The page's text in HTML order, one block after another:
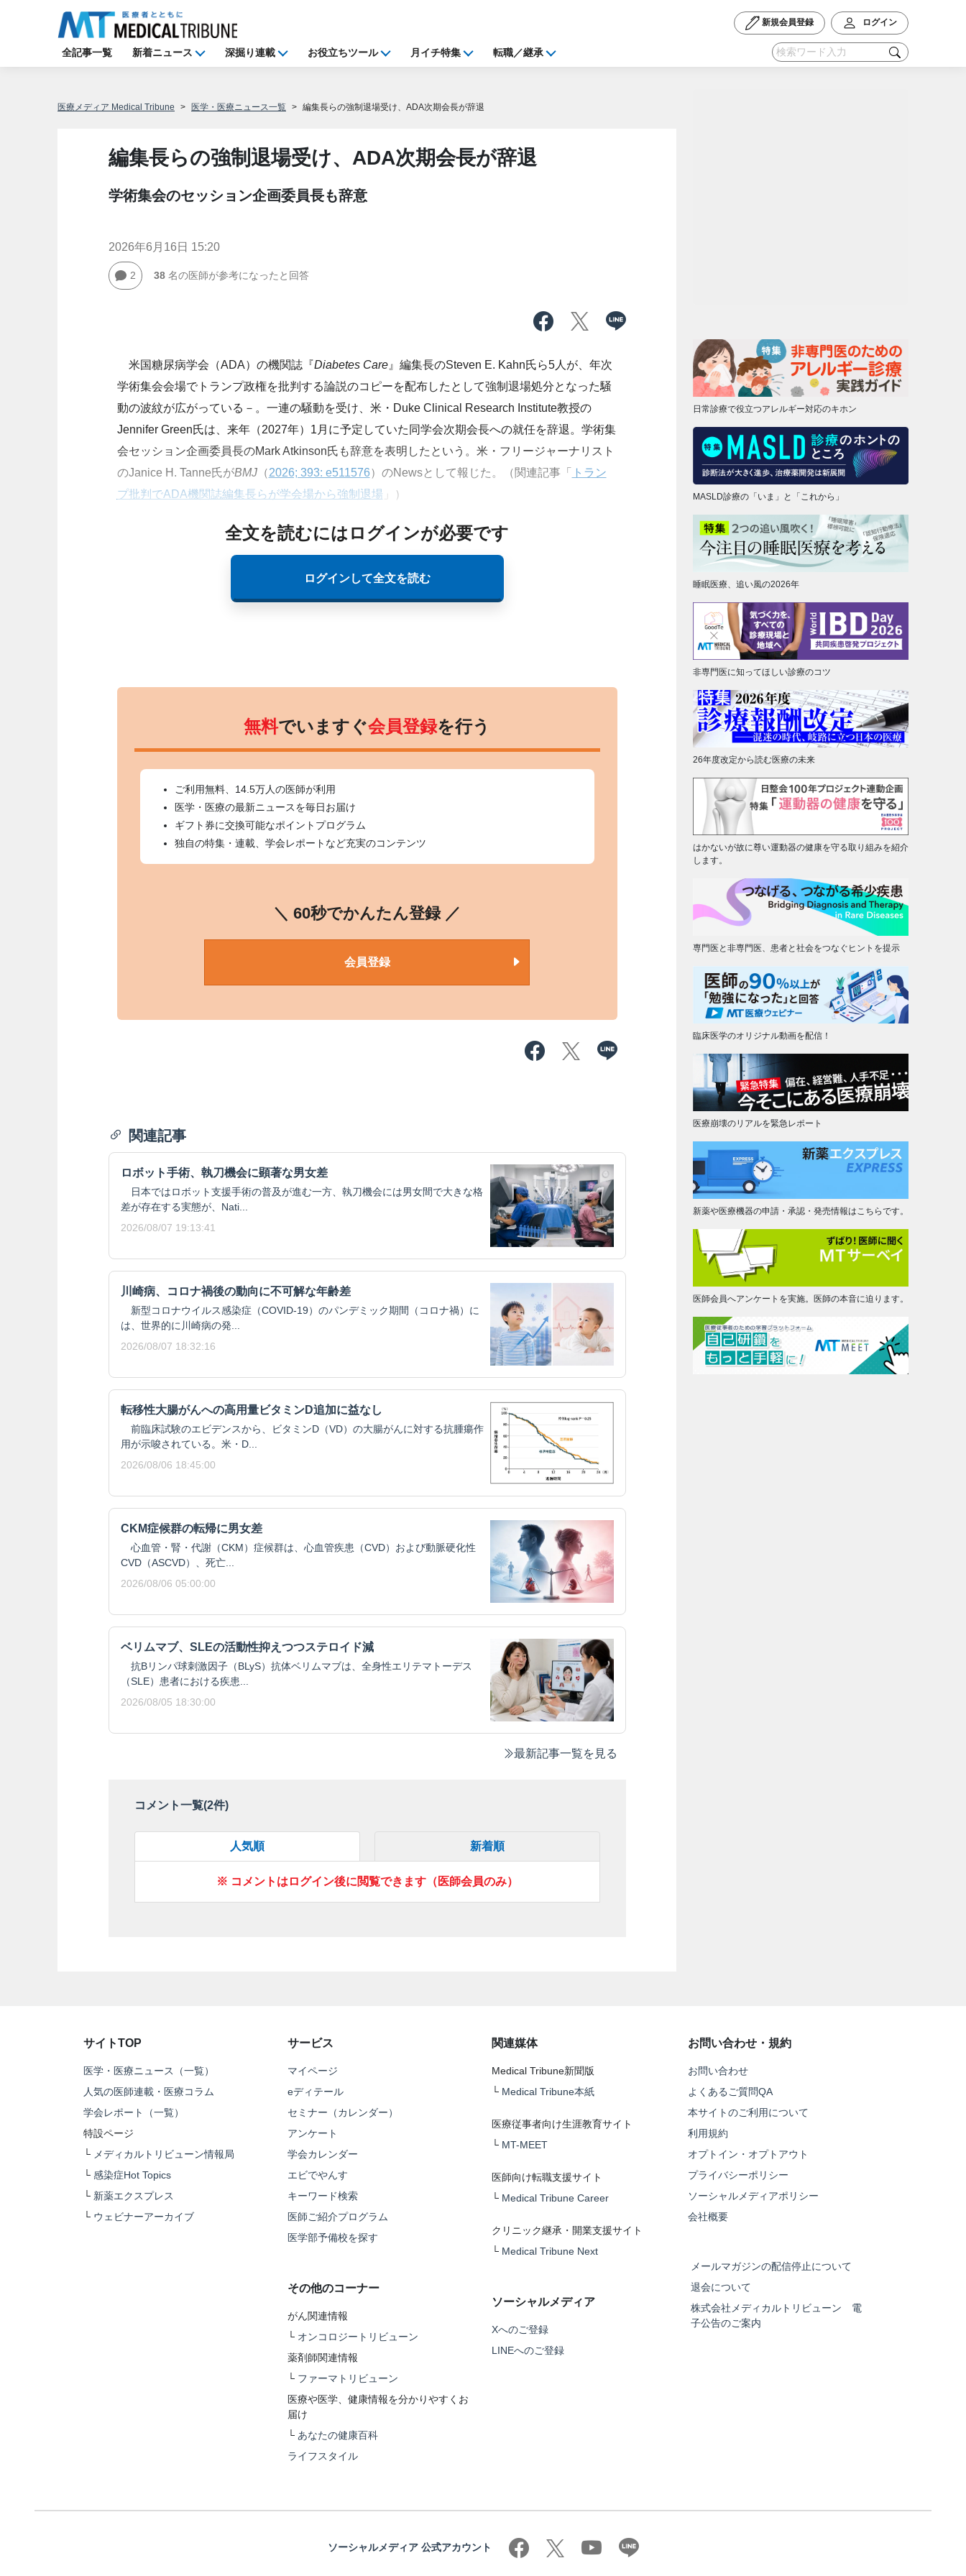
新規会員登録 ログイン
全記事一覧 新着ニュース 深掘り連載 お役立ちツール 月イチ特集 転職／継承
医療メディア Medical Tribune 医学・医療ニュース一覧 編集長らの強制退場受け、ADA次期会長が辞退
編集長らの強制退場受け、ADA次期会長が辞退
学術集会のセッション企画委員長も辞意
2026年6月16日 15:20
2 38名の医師が参考になったと回答
米国糖尿病学会（ADA）の機関誌『Diabetes Care』編集長のSteven E. Kahn氏ら5人が、年次
学術集会会場でトランプ政権を批判する論説のコピーを配布したとして強制退場処分となった騒
動の波紋が広がっている－。一連の騒動を受け、米・Duke Clinical Research Institute教授の
Jennifer Green氏は、来年（2027年）1月に予定していた同学会次期会長への就任を辞退。学術集
会セッション企画委員長のMark Atkinson氏も辞意を表明したという。米・フリージャーナリスト
のJanice H. Tanne氏がBMJ（2026; 393: e511576）のNewsとして報じた。（関連記事「
トラン
プ批判でADA機関誌編集長らが学会場から強制退場 」）
全文を読むにはログインが必要です
ログインして全文を読む
無料でいますぐ会員登録を行う
ご利用無料、14.5万人の医師が利用
医学・医療の最新ニュースを毎日お届け
ギフト券に交換可能なポイントプログラム
独自の特集・連載、学会レポートなど充実のコンテンツ
＼ 60秒でかんたん登録 ／
会員登録
関連記事
ロボット手術、執刀機会に顕著な男女差
日本ではロボット支援手術の普及が進む一方、執刀機会には男女間で大きな格
差が存在する実態が、Nati...
2026/08/07 19:13:41
川崎病、コロナ禍後の動向に不可解な年齢差
新型コロナウイルス感染症（COVID-19）のパンデミック期間（コロナ禍）に
は、世界的に川崎病の発...
2026/08/07 18:32:16
転移性大腸がんへの高用量ビタミンD追加に益なし
前臨床試験のエビデンスから、ビタミンD（VD）の大腸がんに対する抗腫瘍作
用が示唆されている。米・D...
2026/08/06 18:45:00
CKM症候群の転帰に男女差
心血管・腎・代謝（CKM）症候群は、心血管疾患（CVD）および動脈硬化性
CVD（ASCVD）、死亡...
2026/08/06 05:00:00
ベリムマブ、SLEの活動性抑えつつステロイド減
抗Bリンパ球刺激因子（BLyS）抗体ベリムマブは、全身性エリテマトーデス
（SLE）患者における疾患...
2026/08/05 18:30:00
最新記事一覧を見る
コメント一覧(2件)
人気順 新着順
※ コメントはログイン後に閲覧できます（医師会員のみ）
日常診療で役立つアレルギー対応のキホン
MASLD診療の「いま」と「これから」
睡眠医療、追い風の2026年
非専門医に知ってほしい診療のコツ
26年度改定から読む医療の未来
はかないが故に尊い運動器の健康を守る取り組みを紹介
します。
専門医と非専門医、患者と社会をつなぐヒントを提示
臨床医学のオリジナル動画を配信！
医療崩壊のリアルを緊急レポート
新薬や医療機器の申請・承認・発売情報はこちらです。
医師会員へアンケートを実施。医師の本音に迫ります。
サイトTOP
医学・医療ニュース（一覧）
人気の医師連載・医療コラム
学会レポート（一覧）
特設ページ
└ メディカルトリビューン情報局
└ 感染症Hot Topics
└ 新薬エクスプレス
└ ウェビナーアーカイブ
サービス
マイページ
eディテール
セミナー（カレンダー）
アンケート
学会カレンダー
エビでやんす
キーワード検索
医師ご紹介プログラム
医学部予備校を探す
その他のコーナー
がん関連情報
└ オンコロジートリビューン
薬剤師関連情報
└ ファーマトリビューン
医療や医学、健康情報を分かりやすくお
届け
└ あなたの健康百科
ライフスタイル
関連媒体
Medical Tribune新聞版
└ Medical Tribune本紙
医療従事者向け生涯教育サイト
└ MT-MEET
医師向け転職支援サイト
└ Medical Tribune Career
クリニック継承・開業支援サイト
└ Medical Tribune Next
ソーシャルメディア
Xへのご登録
LINEへのご登録
お問い合わせ・規約
お問い合わせ
よくあるご質問QA
本サイトのご利用について
利用規約
オプトイン・オプトアウト
プライバシーポリシー
ソーシャルメディアポリシー
会社概要
メールマガジンの配信停止について
退会について
株式会社メディカルトリビューン 電
子公告のご案内
ソーシャルメディア 公式アカウント